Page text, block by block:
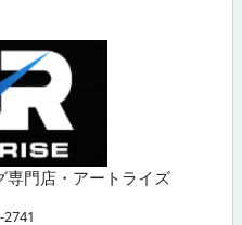
門店・アートライズ